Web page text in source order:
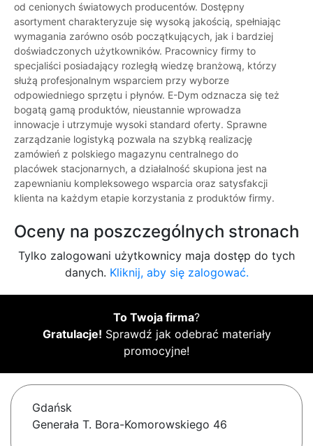
od cenionych światowych producentów. Dostępny
asortyment charakteryzuje się wysoką jakością, spełniając
wymagania zarówno osób początkujących, jak i bardziej
doświadczonych użytkowników. Pracownicy firmy to
specjaliści posiadający rozległą wiedzę branżową, którzy
służą profesjonalnym wsparciem przy wyborze
odpowiedniego sprzętu i płynów. E-Dym odznacza się też
bogatą gamą produktów, nieustannie wprowadza
innowacje i utrzymuje wysoki standard oferty. Sprawne
zarządzanie logistyką pozwala na szybką realizację
zamówień z polskiego magazynu centralnego do
placówek stacjonarnych, a działalność skupiona jest na
zapewnianiu kompleksowego wsparcia oraz satysfakcji
klienta na każdym etapie korzystania z produktów firmy.
Oceny na poszczególnych stronach
Tylko zalogowani użytkownicy maja dostęp do tych
danych. Kliknij, aby się zalogować.
To Twoja firma?
Gratulacje! Sprawdź jak odebrać materiały
promocyjne!
Gdańsk
Generała T. Bora-Komorowskiego 46